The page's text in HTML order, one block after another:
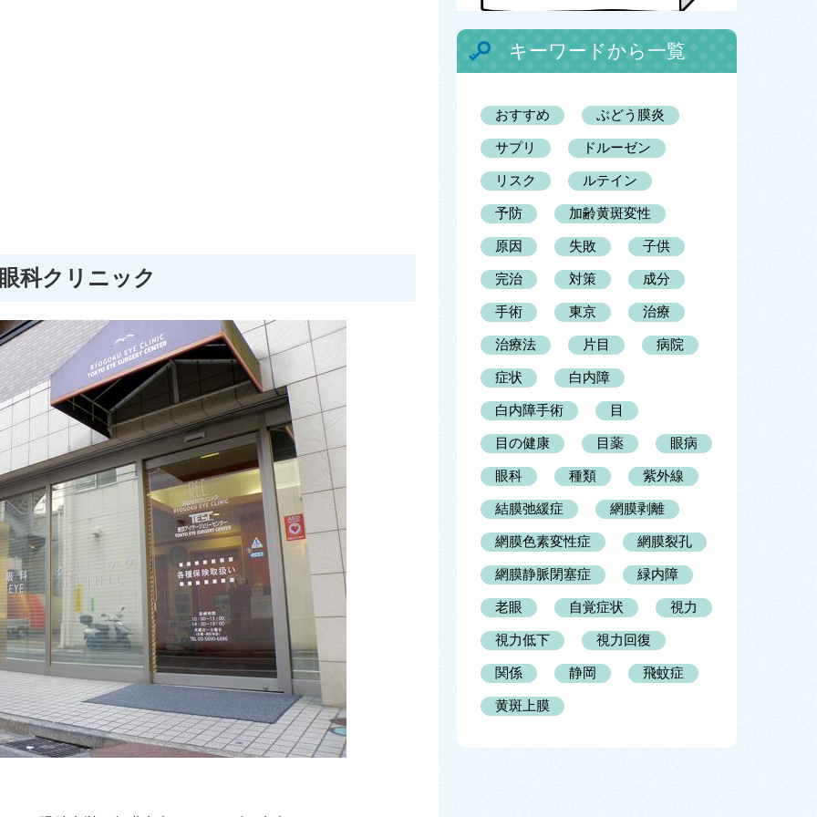
科クリニック
キーワードから一覧
おすすめ ぶどう膜炎
サプリ ドルーゼン
リスク ルテイン
予防 加齢黄斑変性
原因 失敗 子供
完治 対策 成分
手術 東京 治療
治療法 片目 病院
症状 白内障
白内障手術 目
目の健康 目薬 眼病
眼科 種類 紫外線
結膜弛緩症 網膜剥離
網膜色素変性症 網膜裂孔
網膜静脈閉塞症 緑内障
老眼 自覚症状 視力
視力低下 視力回復
関係 静岡 飛蚊症
黄斑上膜